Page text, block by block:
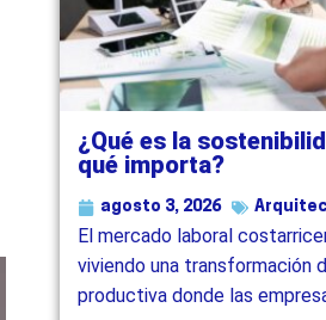
¿Qué es la
qué importa?
agosto 3, 2026
El mercado laboral
viviendo una transformación
productiva donde las